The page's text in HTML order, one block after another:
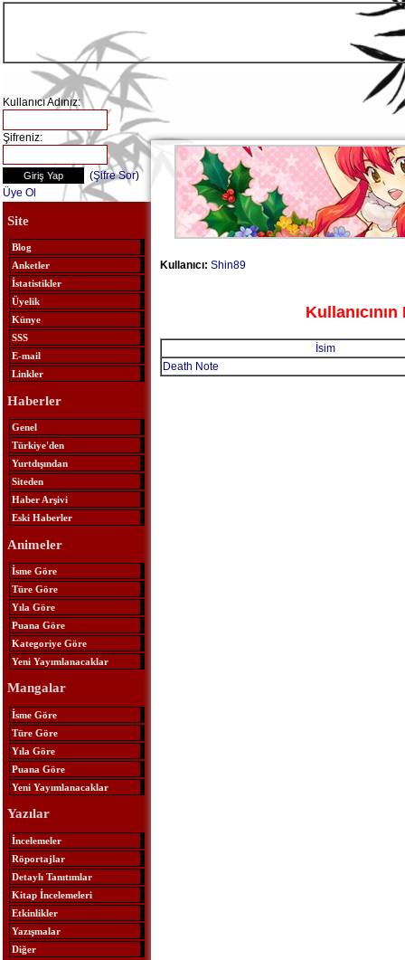
Kullanıcı Adınız:
Şifreniz:
(Şifre Sor)
Üye Ol
Site
Blog
Anketler
İstatistikler
Üyelik
Künye
SSS
E-mail
Linkler
Haberler
Genel
Türkiye'den
Yurtdışından
Siteden
Haber Arşivi
Eski Haberler
Animeler
İsme Göre
Türe Göre
Yıla Göre
Puana Göre
Kategoriye Göre
Yeni Yayımlanacaklar
Mangalar
İsme Göre
Türe Göre
Yıla Göre
Puana Göre
Yeni Yayımlanacaklar
Yazılar
İncelemeler
Röportajlar
Detaylı Tanıtımlar
Kitap İncelemeleri
Etkinlikler
Yazışmalar
Diğer
Kullanıcı: Shin89
İsim
Death Note